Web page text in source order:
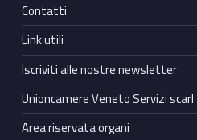
Contatti
Link utili
Iscriviti alle nostre newsletter
Unioncamere Veneto Servizi scarl
Area riservata organi